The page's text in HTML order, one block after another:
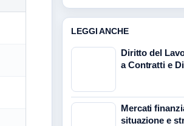
LEGGI ANCHE
Diritto del
a Contratti e
Mercati
situazione e